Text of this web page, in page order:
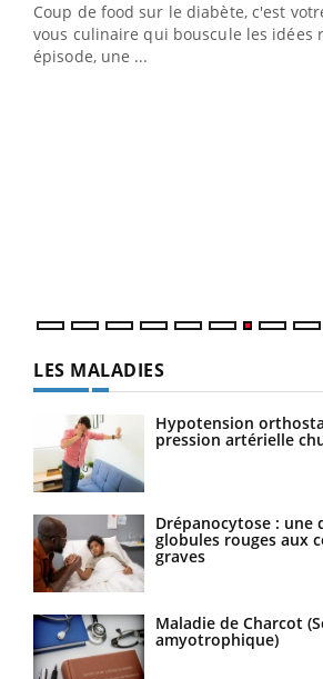
Coup de food sur le diabète, c'est
vous culinaire qui bouscule les idées
épisode, une ...
LES MALADIES
Hypotension
pression artérielle
Drépanocytose : une
globules rouges aux
graves
Maladie de Charcot
amyotrophique)